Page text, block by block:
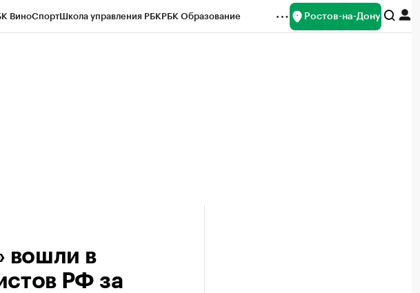
ВиноСпортШкола управления РБКРБК Образование Ростов-на-Дону
вошли в
РФ за